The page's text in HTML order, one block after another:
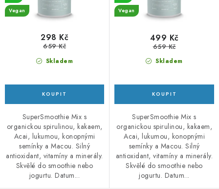
ů
t
ů
Vegan
Skladem
298 Kč
659 Kč
SuperSmoothie Mix s
organickou spirulinou, kakaem,
Acai, lukumou, konopnými
semínky a Macou. Silný
antioxidant, vitamíny a minerály.
Skvělé do smoothie nebo
jogurtu. Datum...
Vegan
Skladem
499 Kč
659 Kč
SuperSmoothie Mix s
organickou spirulinou, kakaem,
Acai, lukumou, konopnými
semínky a Macou. Silný
antioxidant, vitamíny a minerály.
Skvělé do smoothie nebo
jogurtu. Datum...